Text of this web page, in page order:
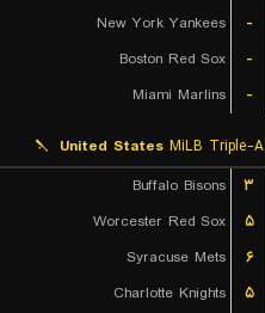
New York Yankees
-
Boston Red Sox
-
Miami Marlins
-
United States MiLB Triple-A
Buffalo Bisons
۳
Worcester Red Sox
۵
Syracuse Mets
۶
Charlotte Knights
۵